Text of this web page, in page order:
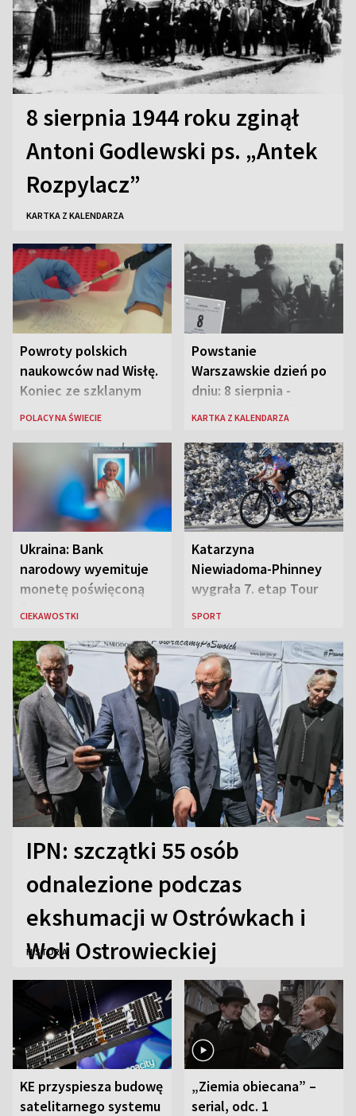
8 sierpnia 1944 roku zginął
Antoni Godlewski ps. „Antek
Rozpylacz”
KARTKA Z KALENDARZA
Powroty polskich
naukowców nad Wisłę.
Koniec ze szklanym
sufitem
POLACY NA ŚWIECIE
Powstanie
Warszawskie dzień po
dniu: 8 sierpnia -
rozbrzmiewa radio
„Antka Rozpylacza”
KARTKA Z KALENDARZA
Ukraina: Bank
narodowy wyemituje
monetę poświęconą
św. Janowi Pawłowi II
CIEKAWOSTKI
Katarzyna
Niewiadoma-Phinney
wygrała 7. etap Tour
de France i została
SPORT
IPN: szczątki 55 osób
odnalezione podczas
ekshumacji w Ostrówkach i
Woli Ostrowieckiej
HISTORIA
KE przyspiesza budowę
satelitarnego systemu
„Ziemia obiecana” –
serial, odc. 1